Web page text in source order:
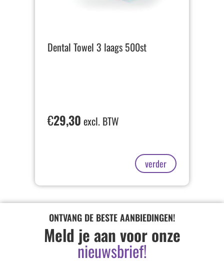
Dental Towel 3 laags 500st
€29,30 excl. BTW
verder
ONTVANG DE BESTE AANBIEDINGEN!
Meld je aan voor onze
nieuwsbrief!